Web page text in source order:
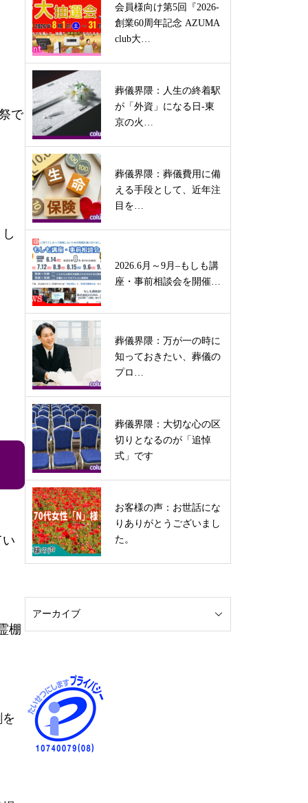
で
棚
会員様向け第5回『2026-
創業60周年記念 AZUMA
club大…
葬儀界隈：人生の終着駅
が「外資」になる日-東
京の火…
葬儀界隈：葬儀費用に備
える手段として、近年注
目を…
2026.6月～9月–もしも講
座・事前相談会を開催…
葬儀界隈：万が一の時に
知っておきたい、葬儀の
プロ…
葬儀界隈：大切な心の区
切りとなるのが「追悼
式」です
お客様の声：お世話にな
りありがとうございまし
た。